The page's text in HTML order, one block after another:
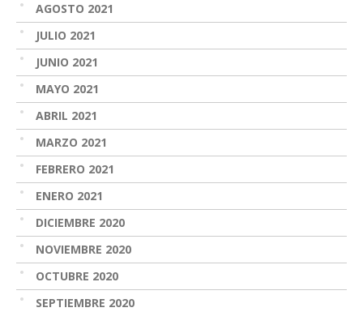
AGOSTO 2021
JULIO 2021
JUNIO 2021
MAYO 2021
ABRIL 2021
MARZO 2021
FEBRERO 2021
ENERO 2021
DICIEMBRE 2020
NOVIEMBRE 2020
OCTUBRE 2020
SEPTIEMBRE 2020